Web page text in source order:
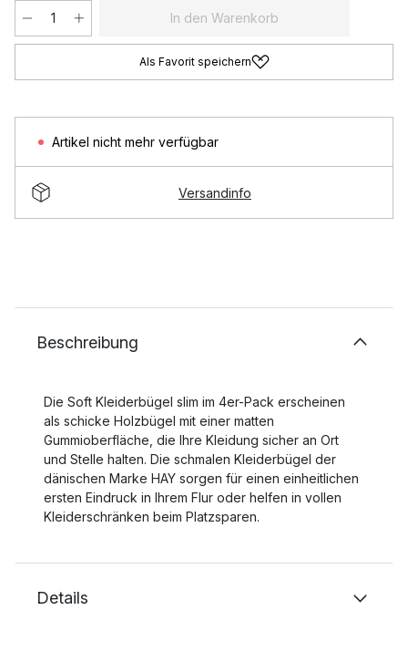
In den Warenkorb
Als Favorit speichern
Artikel nicht mehr verfügbar
Versandinfo
Beschreibung
Die Soft Kleiderbügel slim im 4er-Pack erscheinen
als schicke Holzbügel mit einer matten
Gummioberfläche, die Ihre Kleidung sicher an Ort
und Stelle halten. Die schmalen Kleiderbügel der
dänischen Marke HAY sorgen für einen einheitlichen
ersten Eindruck in Ihrem Flur oder helfen in vollen
Kleiderschränken beim Platzsparen.
Details